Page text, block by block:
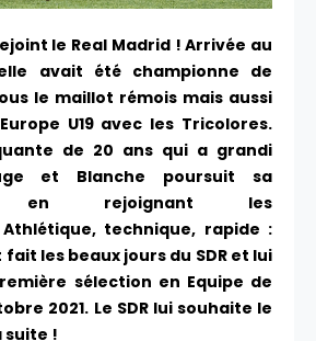
le Real Madrid ! Arrivée au
elle avait été championne de
le maillot rémois mais aussi
U19 avec les Tricolores.
de 20 ans qui a grandi
et Blanche poursuit sa
en rejoignant les
technique, rapide :
les beaux jours du SDR et lui
sélection en Equipe de
2021. Le SDR lui souhaite le
suite !